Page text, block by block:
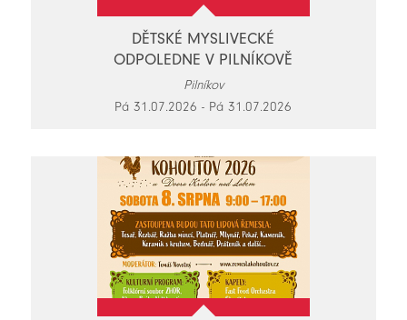
DĚTSKÉ MYSLIVECKÉ
ODPOLEDNE V PILNÍKOVĚ
Pilníkov
Pá 31.07.2026 - Pá 31.07.2026